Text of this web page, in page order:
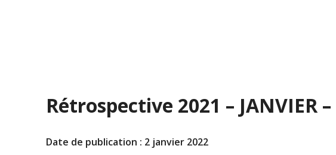
Rétrospective 2021 – JANVIER
Date de publication : 2 janvier 2022